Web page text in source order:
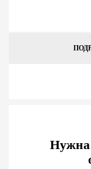
Нужна